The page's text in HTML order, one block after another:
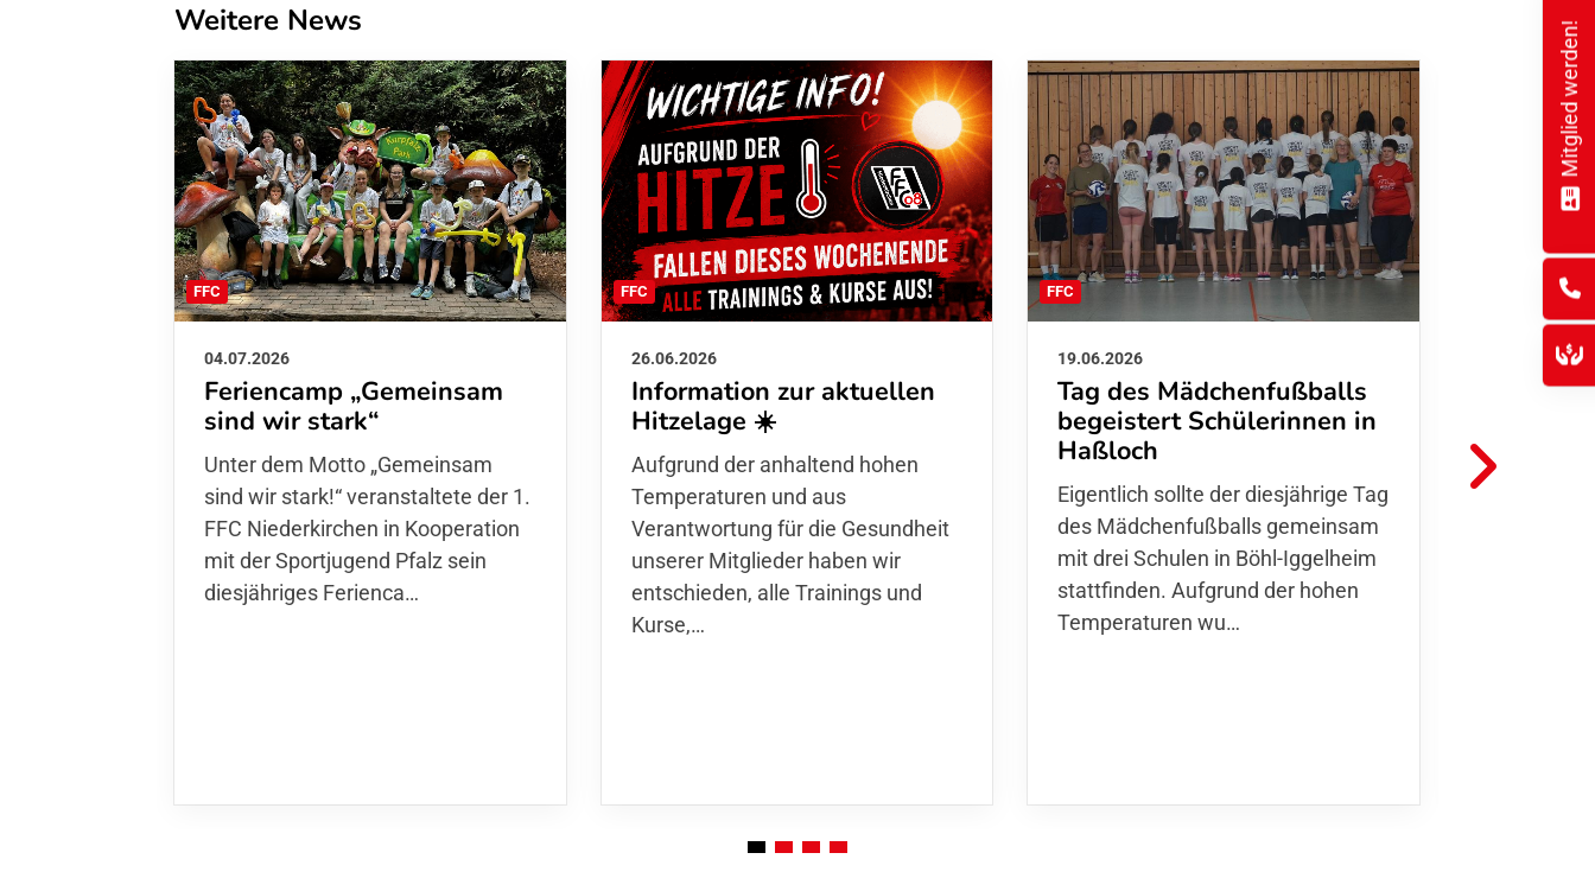
Weitere News
FFC
04.07.2026
Feriencamp „Gemeinsam
sind wir stark“
Unter dem Motto „Gemeinsam sind
wir stark!“ veranstaltete der 1. FFC
Niederkirchen in Kooperation mit
der Sportjugend Pfalz sein
diesjähriges Ferienca…
FFC
26.06.2026
Information zur aktuellen
Hitzelage ☀️
Aufgrund der anhaltend hohen
Temperaturen und aus
Verantwortung für die Gesundheit
unserer Mitglieder haben wir
entschieden, alle Trainings und
Kurse,…
FFC
19.06.2026
Tag des Mädchenfußballs
begeistert Schülerinnen in
Haßloch
Eigentlich sollte der diesjährige Tag
des Mädchenfußballs gemeinsam
mit drei Schulen in Böhl-Iggelheim
stattfinden. Aufgrund der hohen
Temperaturen wu…
01.06.2026
Danke
Hoffmann
Mitglied werden!